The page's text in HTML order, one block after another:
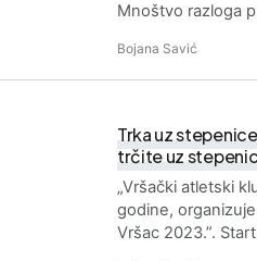
Mnoštvo razloga
Bojana Savić
Trka uz
trčite uz
„Vršački atletski
godine,
Vršac 2023.”.